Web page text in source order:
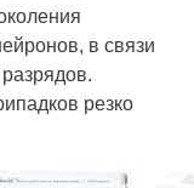
в связи
резко